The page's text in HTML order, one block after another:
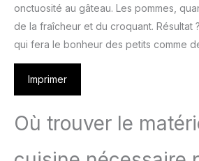
onctuosité au gâteau. Les pommes,
de la fraîcheur et du croquant. Résultat
qui fera le bonheur des petits comme
Imprimer
Où trouver le